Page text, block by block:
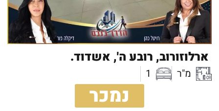
ארלוזורוב, רובע ה', אשדוד.
מ"ר 1
נמכר